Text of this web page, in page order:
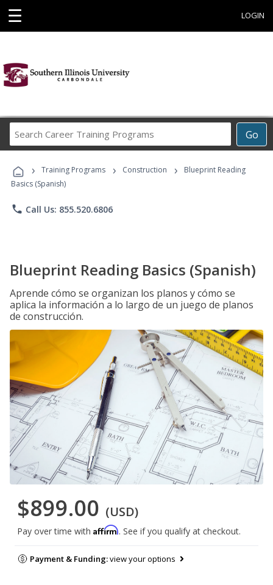
☰ LOGIN
Go
Career
Programs
› Training Programs › Construction ›
Blueprint Reading
Basics (Spanish)
phone Call Us: 855.520.6806
Blueprint Reading Basics (Spanish)
Aprende cómo se organizan los planos y cómo se
aplica la información a lo largo de un juego de planos
de construcción.
$899.00 (USD)
Pay over time with Affirm. See if you qualify at checkout.
Payment & Funding:view your options